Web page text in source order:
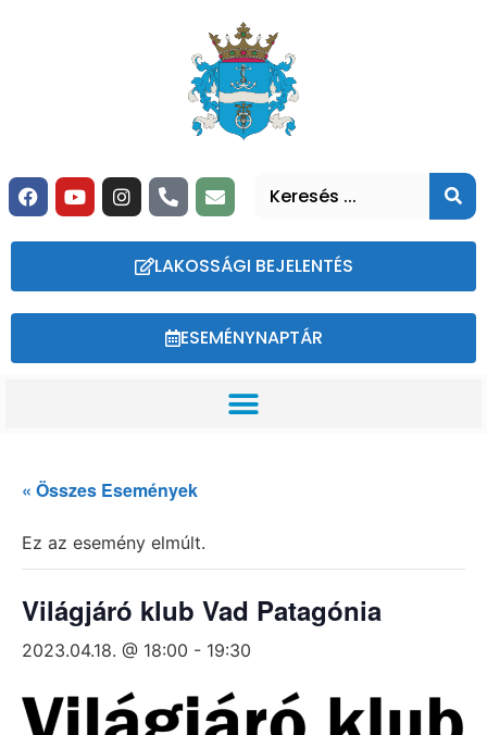
LAKOSSÁGI BEJELENTÉS
ESEMÉNYNAPTÁR
« Összes Események
Ez az esemény elmúlt.
Világjáró klub Vad Patagónia
2023.04.18. @ 18:00 - 19:30